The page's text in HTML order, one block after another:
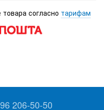
согласно тарифам
206-50-50